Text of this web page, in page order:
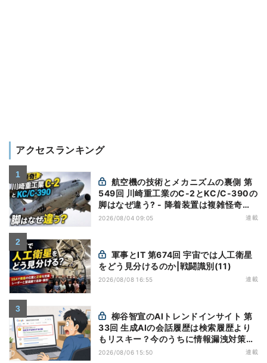
アクセスランキング
549回 川崎重工業のC-2とKC/C-390の
脚はなぜ違う? - 降着装置は複雑怪奇
(5)|軍用輸送機(10)
2026/08/04 09:05 連載
をどう見分けるのか|戦闘識別(11)
2026/08/08 16:55 連載
33回 生成AIの会話履歴は検索履歴より
もリスキー？今のうちに情報漏洩対策を
万全にしておこう
2026/08/06 15:50 連載